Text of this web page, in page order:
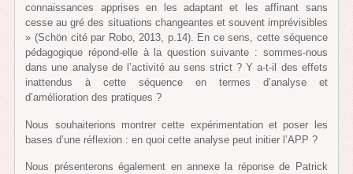
connaissances apprises en les adaptant et les affinant sans
cesse au gré des situations changeantes et souvent imprévisibles
» (Schön cité par Robo, 2013, p.14). En ce sens, cette séquence
pédagogique répond-elle à la question suivante : sommes-nous
dans une analyse de l’activité au sens strict ? Y a-t-il des effets
inattendus à cette séquence en termes d’analyse et
d’amélioration des pratiques ?
Nous souhaiterions montrer cette expérimentation et poser les
bases d’une réflexion : en quoi cette analyse peut initier l’APP ?
Nous présenterons également en annexe la réponse de Patrick